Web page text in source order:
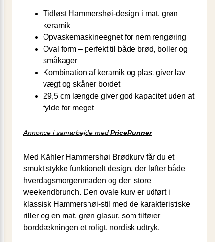
Tidløst Hammershøi-design i mat, grøn
keramik
Opvaskemaskineegnet for nem rengøring
Oval form – perfekt til både brød, boller og
småkager
Kombination af keramik og plast giver lav
vægt og skåner bordet
29,5 cm længde giver god kapacitet uden at
fylde for meget
Annonce i samarbejde med PriceRunner
Med Kähler Hammershøi Brødkurv får du et
smukt stykke funktionelt design, der løfter både
hverdagsmorgenmaden og den store
weekendbrunch. Den ovale kurv er udført i
klassisk Hammershøi-stil med de karakteristiske
riller og en mat, grøn glasur, som tilfører
borddækningen et roligt, nordisk udtryk.